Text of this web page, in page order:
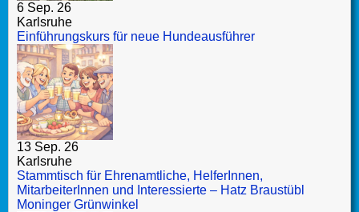
6 Sep. 26
Karlsruhe
Einführungskurs für neue Hundeausführer
13 Sep. 26
Karlsruhe
Stammtisch für Ehrenamtliche, HelferInnen,
MitarbeiterInnen und Interessierte – Hatz Braustübl
Moninger Grünwinkel